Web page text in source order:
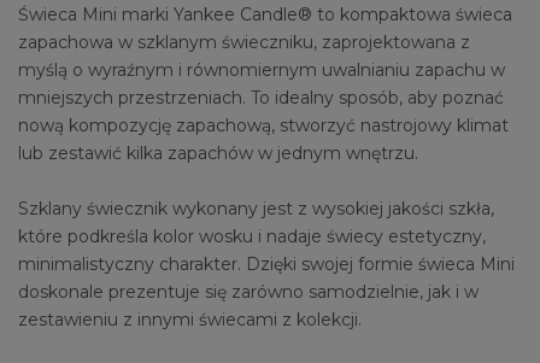
Świeca Mini marki Yankee Candle® to kompaktowa świeca
zapachowa w szklanym świeczniku, zaprojektowana z
myślą o wyraźnym i równomiernym uwalnianiu zapachu w
mniejszych przestrzeniach. To idealny sposób, aby poznać
nową kompozycję zapachową, stworzyć nastrojowy klimat
lub zestawić kilka zapachów w jednym wnętrzu.
Szklany świecznik wykonany jest z wysokiej jakości szkła,
które podkreśla kolor wosku i nadaje świecy estetyczny,
minimalistyczny charakter. Dzięki swojej formie świeca Mini
doskonale prezentuje się zarówno samodzielnie, jak i w
zestawieniu z innymi świecami z kolekcji.